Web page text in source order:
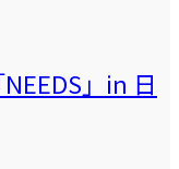
」in 日